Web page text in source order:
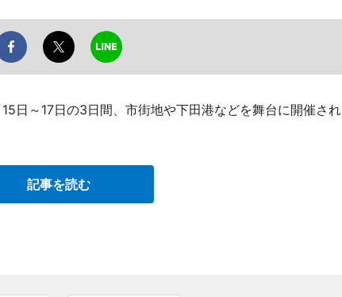
日～17日の3日間、市街地や下田港などを舞台に開催され
記事を読む